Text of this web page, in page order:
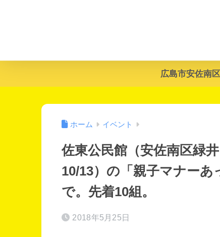
広島市安佐南
ホーム イベント
佐東公民館（安佐南区緑
10/13）の「親子マナーあ
で。先着10組。
2018年5月25日